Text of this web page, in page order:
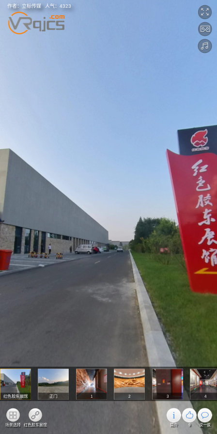
作者： 立标传媒 人气： 4323
简介 9 说一说
场景选择 红色胶东展馆
红色胶东展馆 正门 1 2 3 4